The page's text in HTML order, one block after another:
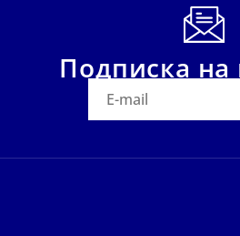
Подписка на